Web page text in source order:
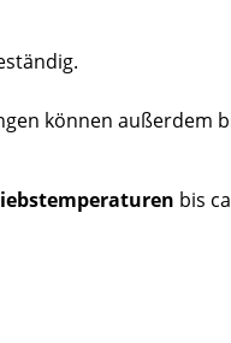
können außerdem
bis